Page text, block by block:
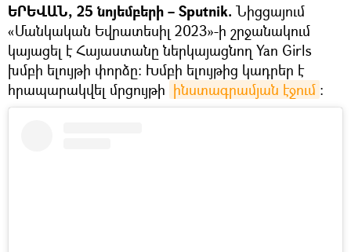
ԵՐԵՎԱՆ, 25 նոյեմբերի – Sputnik. Նիցցայում
«Մանկական Եվրատեսիլ 2023»-ի շրջանակում
կայացել է Հայաստանը ներկայացնող Yan Girls
խմբի ելույթի փորձը։ Խմբի ելույթից կադրեր է
հրապարակվել մրցույթի ինստագրամյան էջում ։